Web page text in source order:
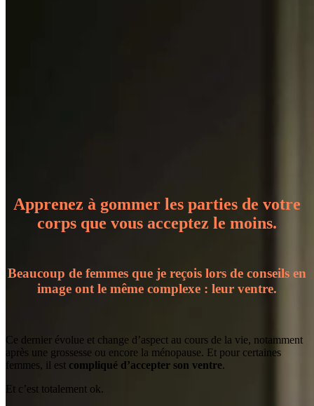
Apprenez à gommer les parties de votre
corps que vous acceptez le moins.
Beaucoup de femmes que je reçois lors de conseils en
image ont le même complexe : leur ventre.
Ce dernier évolue et change d’aspect au cours de la vie, notamment
après une grossesse ou encore la ménopause. Et pour certaines
femmes, il est compliqué d’accepter son ventre.
Et c’est totalement ok.